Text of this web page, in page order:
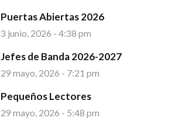
Puertas Abiertas 2026
3 junio, 2026 - 4:38 pm
Jefes de Banda 2026-2027
29 mayo, 2026 - 7:21 pm
Pequeños Lectores
29 mayo, 2026 - 5:48 pm